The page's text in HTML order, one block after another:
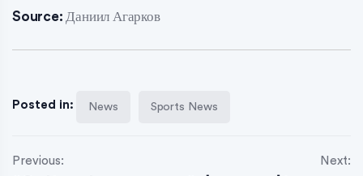
Source: Даниил Агарков
Posted in: News Sports News
Previous: Next: